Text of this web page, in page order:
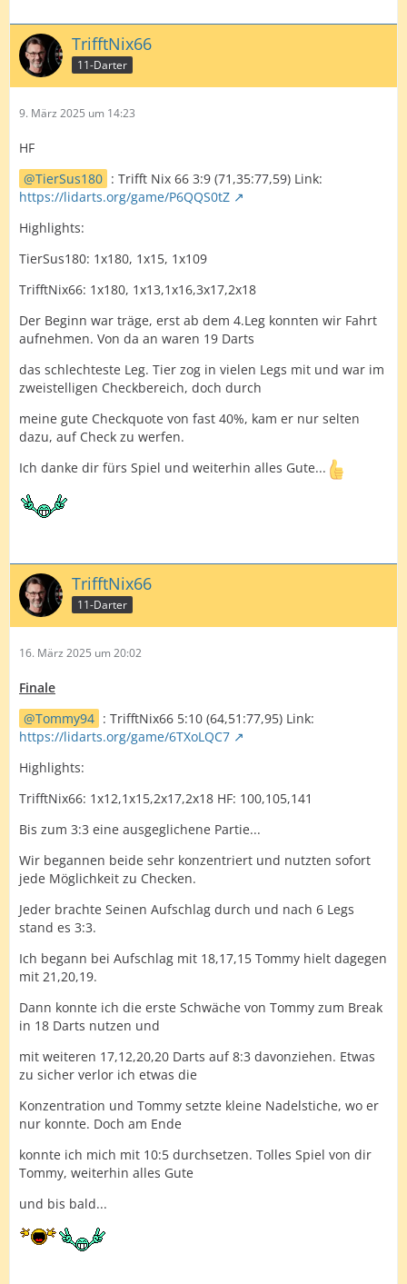
TrifftNix66
11-Darter
9. März 2025 um 14:23
HF
TierSus180 : Trifft Nix 66 3:9 (71,35:77,59) Link:
https://lidarts.org/game/P6QQS0tZ
Highlights:
TierSus180: 1x180, 1x15, 1x109
TrifftNix66: 1x180, 1x13,1x16,3x17,2x18
Der Beginn war träge, erst ab dem 4.Leg konnten wir Fahrt
aufnehmen. Von da an waren 19 Darts
das schlechteste Leg. Tier zog in vielen Legs mit und war im
zweistelligen Checkbereich, doch durch
meine gute Checkquote von fast 40%, kam er nur selten
dazu, auf Check zu werfen.
Ich danke dir fürs Spiel und weiterhin alles Gute...
TrifftNix66
11-Darter
16. März 2025 um 20:02
Finale
Tommy94 : TrifftNix66 5:10 (64,51:77,95) Link:
https://lidarts.org/game/6TXoLQC7
Highlights:
TrifftNix66: 1x12,1x15,2x17,2x18 HF: 100,105,141
Bis zum 3:3 eine ausgeglichene Partie...
Wir begannen beide sehr konzentriert und nutzten sofort
jede Möglichkeit zu Checken.
Jeder brachte Seinen Aufschlag durch und nach 6 Legs
stand es 3:3.
Ich begann bei Aufschlag mit 18,17,15 Tommy hielt dagegen
mit 21,20,19.
Dann konnte ich die erste Schwäche von Tommy zum Break
in 18 Darts nutzen und
mit weiteren 17,12,20,20 Darts auf 8:3 davonziehen. Etwas
zu sicher verlor ich etwas die
Konzentration und Tommy setzte kleine Nadelstiche, wo er
nur konnte. Doch am Ende
konnte ich mich mit 10:5 durchsetzen. Tolles Spiel von dir
Tommy, weiterhin alles Gute
und bis bald...